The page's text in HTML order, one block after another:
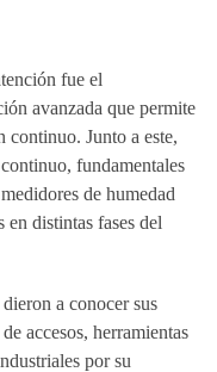
fue el
avanzada que permite
continuo. Junto a este,
fundamentales
de humedad
en distintas fases del
a conocer sus
accesos, herramientas
por su